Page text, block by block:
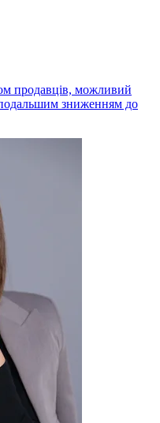
продавців, можливий
подальшим зниженням до